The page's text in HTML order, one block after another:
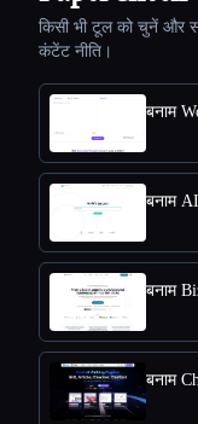
किसी भी टूल को चुनें और
कंटेंट नीति।
बनाम
बनाम